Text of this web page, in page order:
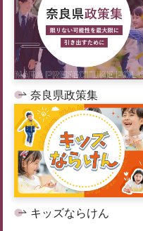
奈良県政策集
キッズならけん